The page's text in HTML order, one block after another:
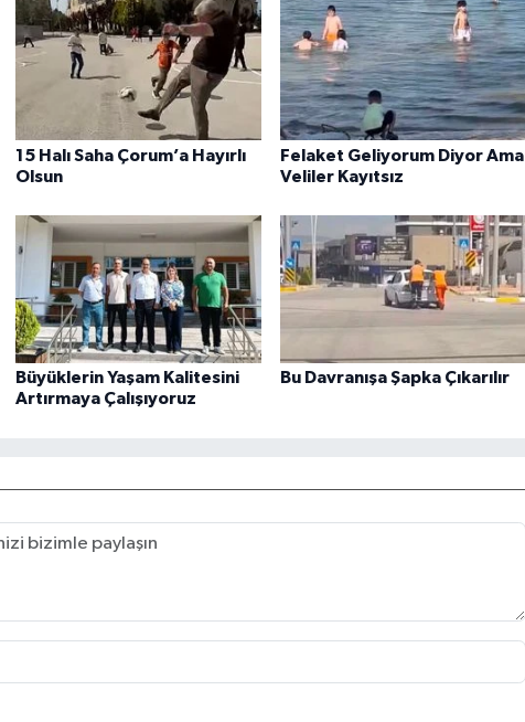
15 Halı Saha Çorum’a Hayırlı
Olsun
Felaket Geliyorum Diyor Ama
Veliler Kayıtsız
Büyüklerin Yaşam Kalitesini
Artırmaya Çalışıyoruz
Bu Davranışa Şapka Çıkarılır